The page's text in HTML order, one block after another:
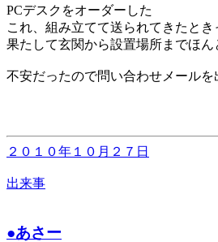
PCデスクをオーダーした
これ、組み立てて送られてきたとき
果たして玄関から設置場所までほん
不安だったので問い合わせメールを
２０１０年１０月２７日
出来事
●あさー